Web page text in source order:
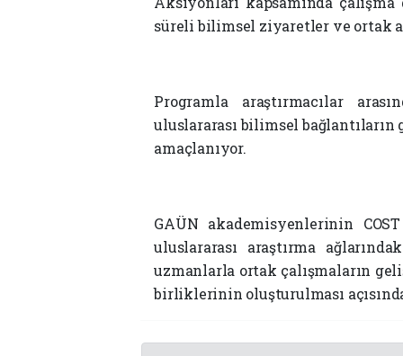
süreli bilimsel ziyaretler ve ortak
Programla araştırmacılar
uluslararası bilimsel
amaçlanıyor.
GAÜN akademisyenlerinin
uluslararası araştırma
uzmanlarla ortak çalışmaların
birliklerinin oluşturulması